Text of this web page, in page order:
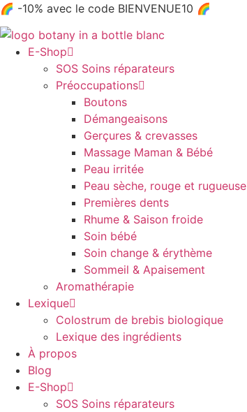
Aller
au
contenu
🌈 -10% avec le code BIENVENUE10 🌈
E-Shop
SOS Soins réparateurs
Préoccupations
Boutons
Démangeaisons
Gerçures & crevasses
Massage Maman & Bébé
Peau irritée
Peau sèche, rouge et rugueuse
Premières dents
Rhume & Saison froide
Soin bébé
Soin change & érythème
Sommeil & Apaisement
Aromathérapie
Lexique
Colostrum de brebis biologique
Lexique des ingrédients
À propos
Blog
E-Shop
SOS Soins réparateurs